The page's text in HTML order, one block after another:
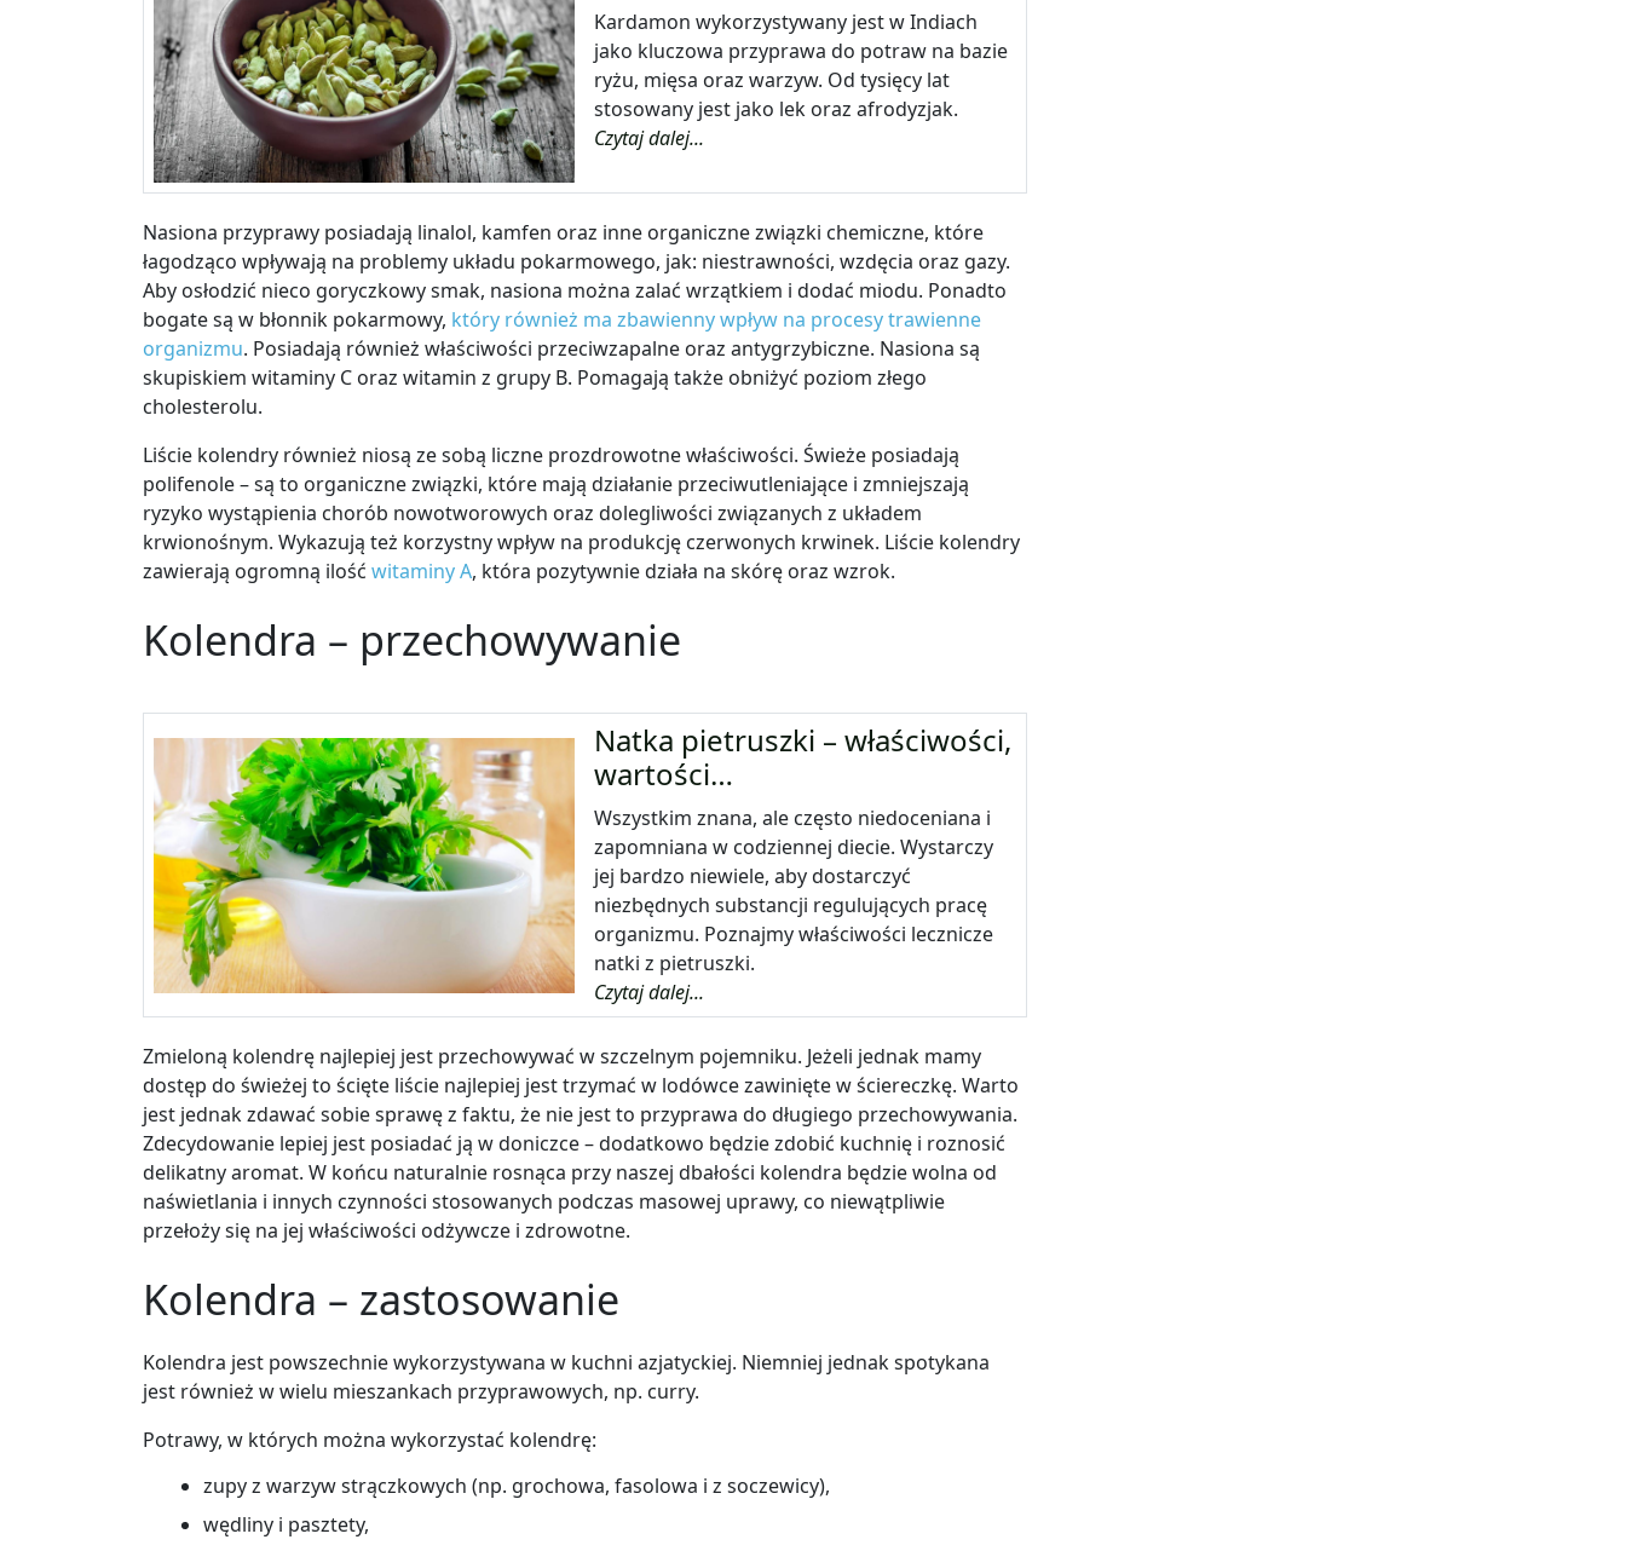
Kardamon wykorzystywany jest w Indiach
jako kluczowa przyprawa do potraw na bazie
ryżu, mięsa oraz warzyw. Od tysięcy lat
stosowany jest jako lek oraz afrodyzjak.
Czytaj dalej...
Nasiona przyprawy posiadają linalol, kamfen oraz inne organiczne związki chemiczne, które
łagodząco wpływają na problemy układu pokarmowego, jak: niestrawności, wzdęcia oraz gazy.
Aby osłodzić nieco goryczkowy smak, nasiona można zalać wrzątkiem i dodać miodu. Ponadto
bogate są w błonnik pokarmowy, który również ma zbawienny wpływ na procesy trawienne
organizmu. Posiadają również właściwości przeciwzapalne oraz antygrzybiczne. Nasiona są
skupiskiem witaminy C oraz witamin z grupy B. Pomagają także obniżyć poziom złego
cholesterolu.
Liście kolendry również niosą ze sobą liczne prozdrowotne właściwości. Świeże posiadają
polifenole – są to organiczne związki, które mają działanie przeciwutleniające i zmniejszają
ryzyko wystąpienia chorób nowotworowych oraz dolegliwości związanych z układem
krwionośnym. Wykazują też korzystny wpływ na produkcję czerwonych krwinek. Liście kolendry
zawierają ogromną ilość witaminy A, która pozytywnie działa na skórę oraz wzrok.
Kolendra – przechowywanie
Natka pietruszki – właściwości,
wartości…
Wszystkim znana, ale często niedoceniana i
zapomniana w codziennej diecie. Wystarczy
jej bardzo niewiele, aby dostarczyć
niezbędnych substancji regulujących pracę
organizmu. Poznajmy właściwości lecznicze
natki z pietruszki.
Czytaj dalej...
Zmieloną kolendrę najlepiej jest przechowywać w szczelnym pojemniku. Jeżeli jednak mamy
dostęp do świeżej to ścięte liście najlepiej jest trzymać w lodówce zawinięte w ściereczkę. Warto
jest jednak zdawać sobie sprawę z faktu, że nie jest to przyprawa do długiego przechowywania.
Zdecydowanie lepiej jest posiadać ją w doniczce – dodatkowo będzie zdobić kuchnię i roznosić
delikatny aromat. W końcu naturalnie rosnąca przy naszej dbałości kolendra będzie wolna od
naświetlania i innych czynności stosowanych podczas masowej uprawy, co niewątpliwie
przełoży się na jej właściwości odżywcze i zdrowotne.
Kolendra – zastosowanie
Kolendra jest powszechnie wykorzystywana w kuchni azjatyckiej. Niemniej jednak spotykana
jest również w wielu mieszankach przyprawowych, np. curry.
Potrawy, w których można wykorzystać kolendrę:
zupy z warzyw strączkowych (np. grochowa, fasolowa i z soczewicy),
wędliny i pasztety,